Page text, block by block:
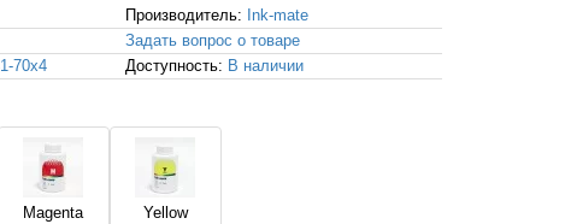
Производитель: Ink-mate
Задать вопрос о товаре
70x4 Доступность: В наличии
Magenta
Yellow